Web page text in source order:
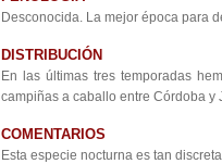
Desconocida. La mejor época para
DISTRIBUCIÓN
En las últimas tres temporadas
campiñas a caballo entre Córdoba y
COMENTARIOS
Esta especie nocturna es tan